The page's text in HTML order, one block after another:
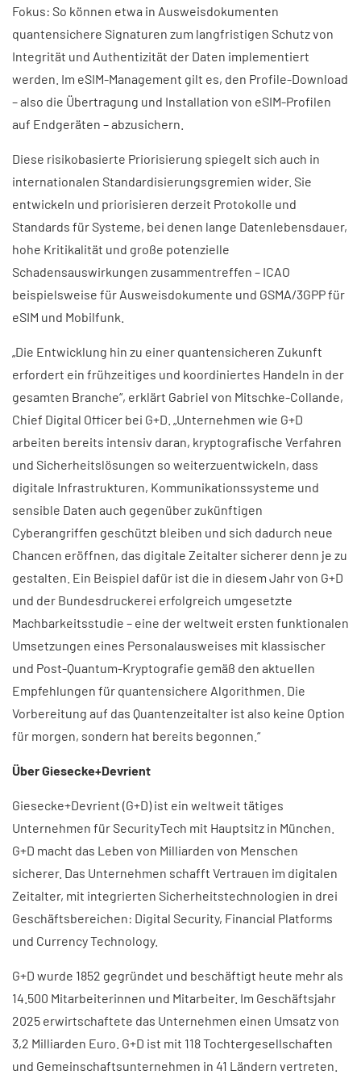
Fokus: So können etwa in Ausweisdokumenten
quantensichere Signaturen zum langfristigen Schutz von
Integrität und Authentizität der Daten implementiert
werden. Im eSIM-Management gilt es, den Profile-Download
– also die Übertragung und Installation von eSIM-Profilen
auf Endgeräten – abzusichern.
Diese risikobasierte Priorisierung spiegelt sich auch in
internationalen Standardisierungsgremien wider. Sie
entwickeln und priorisieren derzeit Protokolle und
Standards für Systeme, bei denen lange Datenlebensdauer,
hohe Kritikalität und große potenzielle
Schadensauswirkungen zusammentreffen – ICAO
beispielsweise für Ausweisdokumente und GSMA/3GPP für
eSIM und Mobilfunk.
„Die Entwicklung hin zu einer quantensicheren Zukunft
erfordert ein frühzeitiges und koordiniertes Handeln in der
gesamten Branche“, erklärt Gabriel von Mitschke-Collande,
Chief Digital Officer bei G+D. „Unternehmen wie G+D
arbeiten bereits intensiv daran, kryptografische Verfahren
und Sicherheitslösungen so weiterzuentwickeln, dass
digitale Infrastrukturen, Kommunikationssysteme und
sensible Daten auch gegenüber zukünftigen
Cyberangriffen geschützt bleiben und sich dadurch neue
Chancen eröffnen, das digitale Zeitalter sicherer denn je zu
gestalten. Ein Beispiel dafür ist die in diesem Jahr von G+D
und der Bundesdruckerei erfolgreich umgesetzte
Machbarkeitsstudie – eine der weltweit ersten funktionalen
Umsetzungen eines Personalausweises mit klassischer
und Post-Quantum-Kryptografie gemäß den aktuellen
Empfehlungen für quantensichere Algorithmen. Die
Vorbereitung auf das Quantenzeitalter ist also keine Option
für morgen, sondern hat bereits begonnen.“
Über Giesecke+Devrient
Giesecke+Devrient (G+D) ist ein weltweit tätiges
Unternehmen für SecurityTech mit Hauptsitz in München.
G+D macht das Leben von Milliarden von Menschen
sicherer. Das Unternehmen schafft Vertrauen im digitalen
Zeitalter, mit integrierten Sicherheitstechnologien in drei
Geschäftsbereichen: Digital Security, Financial Platforms
und Currency Technology.
G+D wurde 1852 gegründet und beschäftigt heute mehr als
14.500 Mitarbeiterinnen und Mitarbeiter. Im Geschäftsjahr
2025 erwirtschaftete das Unternehmen einen Umsatz von
3,2 Milliarden Euro. G+D ist mit 118 Tochtergesellschaften
und Gemeinschaftsunternehmen in 41 Ländern vertreten.